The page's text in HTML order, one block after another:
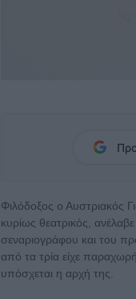
Φιλόδοξος ο Αυστριακός
κυρίως θεατρικός,
σεναριογράφου και του
από τα τρία είχε
υπόσχεται η αρχή της.